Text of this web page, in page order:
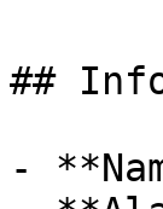
##
-